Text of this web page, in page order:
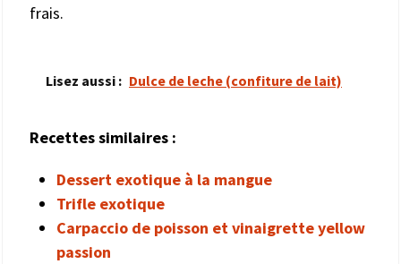
frais.
Lisez aussi : Dulce de leche (confiture de lait)
Recettes similaires :
Dessert exotique à la mangue
Trifle exotique
Carpaccio de poisson et vinaigrette yellow
passion